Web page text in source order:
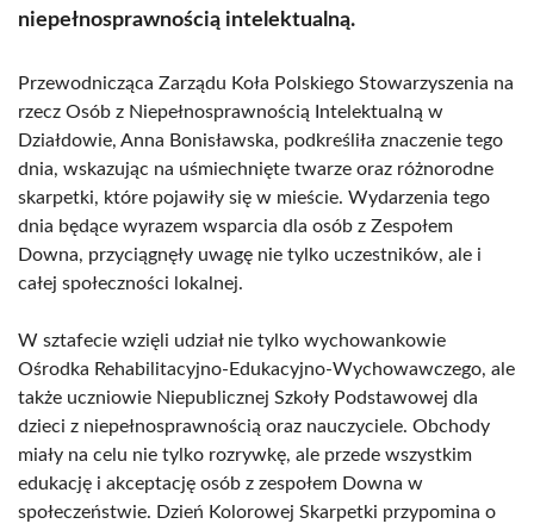
niepełnosprawnością intelektualną.
Przewodnicząca Zarządu Koła Polskiego Stowarzyszenia na
rzecz Osób z Niepełnosprawnością Intelektualną w
Działdowie, Anna Bonisławska, podkreśliła znaczenie tego
dnia, wskazując na uśmiechnięte twarze oraz różnorodne
skarpetki, które pojawiły się w mieście. Wydarzenia tego
dnia będące wyrazem wsparcia dla osób z Zespołem
Downa, przyciągnęły uwagę nie tylko uczestników, ale i
całej społeczności lokalnej.
W sztafecie wzięli udział nie tylko wychowankowie
Ośrodka Rehabilitacyjno-Edukacyjno-Wychowawczego, ale
także uczniowie Niepublicznej Szkoły Podstawowej dla
dzieci z niepełnosprawnością oraz nauczyciele. Obchody
miały na celu nie tylko rozrywkę, ale przede wszystkim
edukację i akceptację osób z zespołem Downa w
społeczeństwie. Dzień Kolorowej Skarpetki przypomina o